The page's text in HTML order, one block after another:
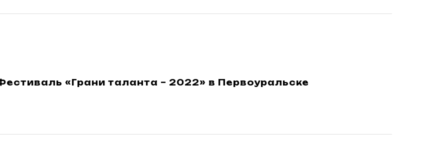
«Грани таланта – 2022» в Первоуральске